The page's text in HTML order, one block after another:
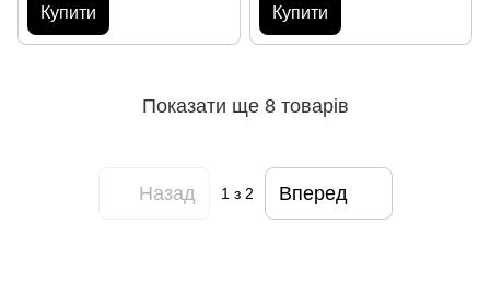
Купити Купити
Показати ще 8 товарів
Назад 1 з 2 Вперед